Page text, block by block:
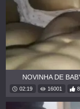
NOVINHA DE
02:19 16001